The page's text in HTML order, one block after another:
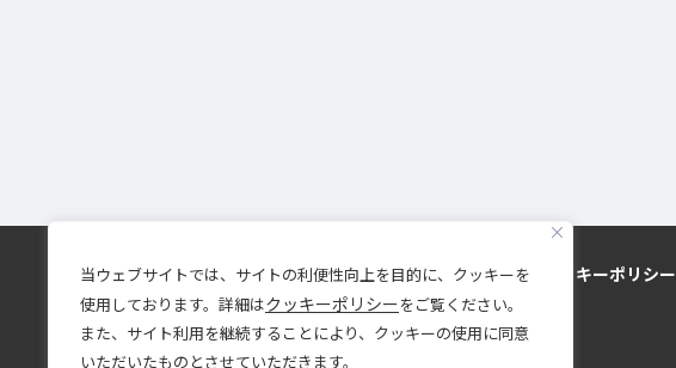
当ウェブサイトでは、サイトの利便性向上を目的に、クッキーを
使用しております。詳細はクッキーポリシーをご覧ください。
また、サイト利用を継続することにより、クッキーの使用に同意
いただいたものとさせていただきます。
個人情報保護方針 個人情報の取扱いについて クッキーポリシー
株式会社ファインは「プライバシーマーク」
使用許諾事業者として認定されています。